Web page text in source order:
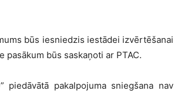
būs iesniedzis iestādei izvērtēšanai
būs saskaņoti ar PTAC.
piedāvātā pakalpojuma sniegšana nav